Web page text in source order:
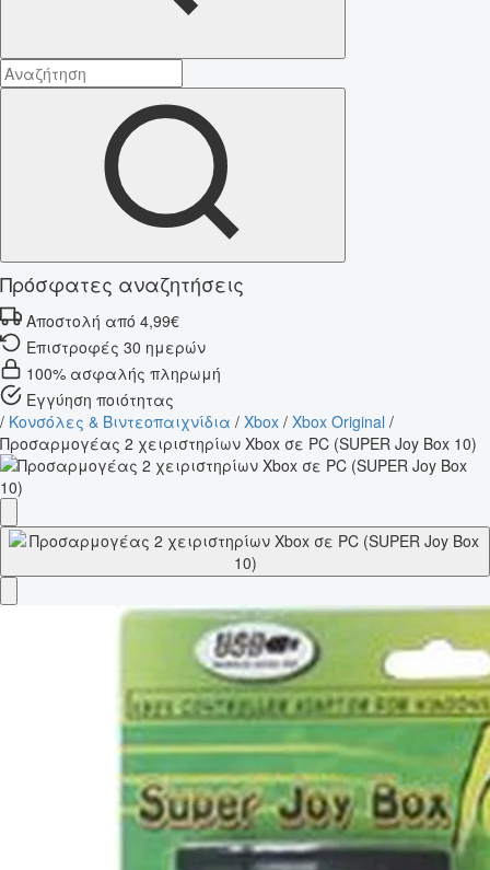
Πρόσφατες αναζητήσεις
Αποστολή από 4,99€
Επιστροφές 30 ημερών
100% ασφαλής πληρωμή
Εγγύηση ποιότητας
/ Κονσόλες & Βιντεοπαιχνίδια / Xbox / Xbox Original /
Προσαρμογέας 2 χειριστηρίων Xbox σε PC (SUPER Joy Box 10)